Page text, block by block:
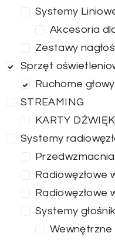
Systemy
Akcesoria
Zestawy
Sprzęt
Ruchome głowy
STREAMING
KARTY
Systemy
Radiowęzłowe
Radiowęzłowe
Systemy
Wewnętrzne